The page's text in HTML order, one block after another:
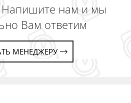
Напишите нам и мы
Вам ответим
МЕНЕДЖЕРУ